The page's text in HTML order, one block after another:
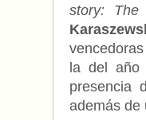
story: The
la del año
presencia
además de